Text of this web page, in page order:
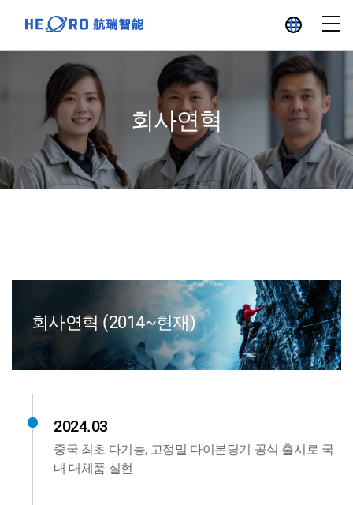
회사연혁
회사연혁 (2014~현재)
2024.03
중국 최초 다기능, 고정밀 다이본딩기 공식 출시로 국
내 대체품 실현